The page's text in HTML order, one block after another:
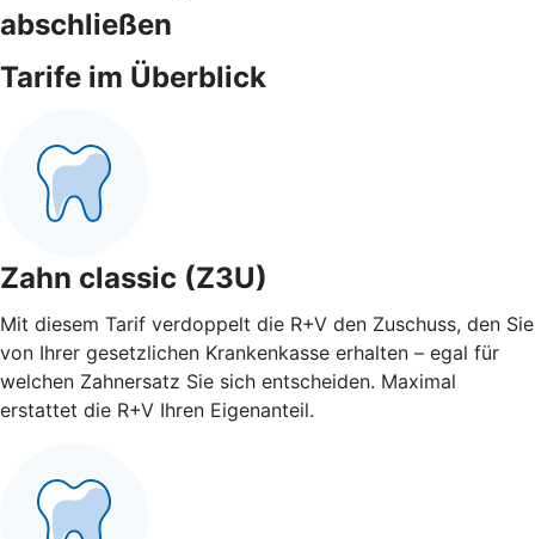
abschließen
Tarife im Überblick
Zahn classic (Z3U)
Mit diesem Tarif verdoppelt die R+V den Zuschuss, den Sie
von Ihrer gesetzlichen Krankenkasse erhalten – egal für
welchen Zahnersatz Sie sich entscheiden. Maximal
erstattet die R+V Ihren Eigenanteil.